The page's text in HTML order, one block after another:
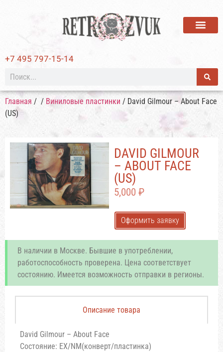
+7 495 797-15-14
Главная / / Виниловые пластинки / David Gilmour – About Face
(US)
DAVID GILMOUR
– ABOUT FACE
(US)
5,000 ₽
Оформить заявку
В наличии в Москве. Бывшие в употреблении,
работоспособность проверена. Цена соответствует
состоянию. Имеется возможность отправки в регионы.
Описание товара
David Gilmour – About Face
Состояние: EX/NM(конверт/пластинка)